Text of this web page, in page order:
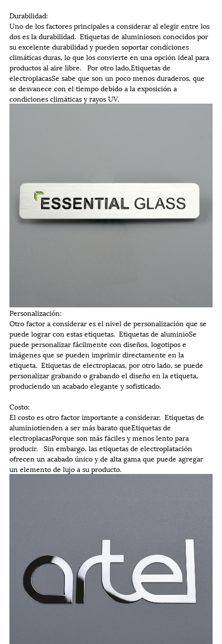
Durabilidad:
Uno de los factores principales a considerar al elegir entre los
dos es la durabilidad. Etiquetas de aluminioson conocidos por
su excelente durabilidad y pueden soportar condiciones
climáticas duras, lo que los convierte en una opción ideal para
productos al aire libre. Por otro lado,Etiquetas de
electroplacasSe sabe que son un poco menos duraderos, que
se desvanece con el tiempo debido a la exposición a
condiciones climáticas y rayos UV.
Personalización:
Otro factor a considerar es el nivel de personalización que se
puede lograr con estas etiquetas. Etiquetas de aluminioSe
puede personalizar fácilmente con diseños, logotipos e
imágenes que se pueden imprimir directamente en la
etiqueta. Etiquetas de electroplacas, por otro lado, se puede
personalizar grabando o grabando el diseño en la etiqueta,
produciendo un acabado elegante y sofisticado.
Costo:
El costo es otro factor importante a considerar. Etiquetas de
aluminiotienden a ser más barato queEtiquetas de
electroplacasPorque son más fáciles y menos lento para
producir. Sin embargo, las etiquetas de electroplatación
ofrecen un acabado único y de alta gama que puede agregar
un elemento de lujo a su producto.